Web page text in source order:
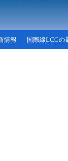
情報 国際線LCCの